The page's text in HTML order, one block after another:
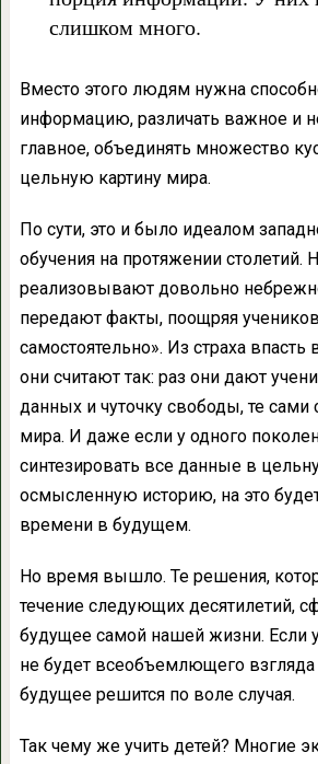
слишком много.
Вместо этого людям нужна
информацию, различать важное и
главное, объединять множество
цельную картину мира.
По сути, это и было идеалом
обучения на протяжении столетий.
реализовывают довольно
передают факты, поощряя
самостоятельно». Из страха впасть
они считают так: раз они дают
данных и чуточку свободы, те сами
мира. И даже если у одного
синтезировать все данные в
осмысленную историю, на это
времени в будущем.
Но время вышло. Те решения,
течение следующих десятилетий,
будущее самой нашей жизни. Если
не будет всеобъемлющего взгляда
будущее решится по воле случая.
Так чему же учить детей? Многие